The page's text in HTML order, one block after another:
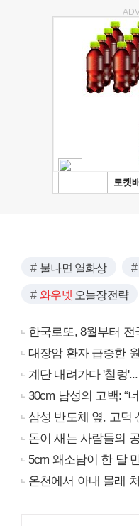
불나면 열화상
와우넷 오늘장전략
한국로또, 8월부터
대장암 환자 급증한
계단 내려가다 '철렁
30cm 남성의 고백: “
삼성 반도체 옆, 고덕
돈이 새는 사람들의
5cm 왜소남이 한 달
온천에서 아내 몰래